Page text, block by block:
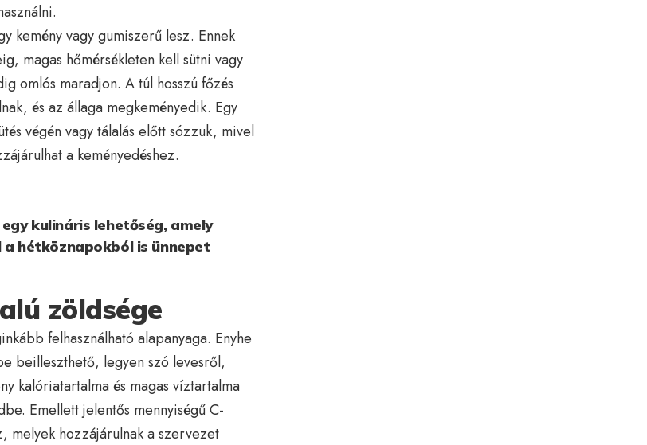
kemény vagy gumiszerű lesz. Ennek
magas hőmérsékleten kell sütni vagy
omlós maradjon. A túl hosszú főzés
és az állaga megkeményedik. Egy
végén vagy tálalás előtt sózzuk, mivel
a keményedéshez.
kulináris lehetőség, amely
hétköznapokból is ünnepet
zöldsége
felhasználható alapanyaga. Enyhe
beilleszthető, legyen szó levesről,
kalóriatartalma és magas víztartalma
Emellett jelentős mennyiségű C-
melyek hozzájárulnak a szervezet